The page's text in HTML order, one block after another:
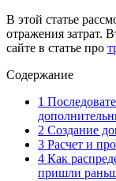
В этой статье
отражения затрат.
сайте в статье про
Содержание
1
2 Создание
3 Расчет и
4 Как
пришли